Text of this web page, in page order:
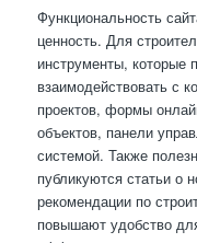
Функциональность
ценность. Для
инструменты, которые
взаимодействовать с
проектов, формы
объектов, панели
системой. Также
публикуются статьи о
рекомендации по
повышают удобство